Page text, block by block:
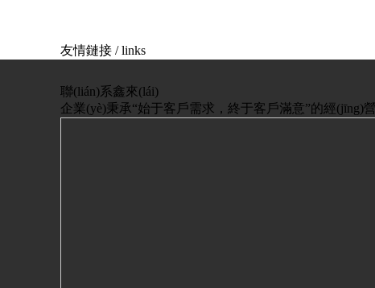
友情鏈接 / links
聯(lián)系鑫來(lái)
企業(yè)秉承“始于客戶需求，終于客戶滿意”的經(jīng)營